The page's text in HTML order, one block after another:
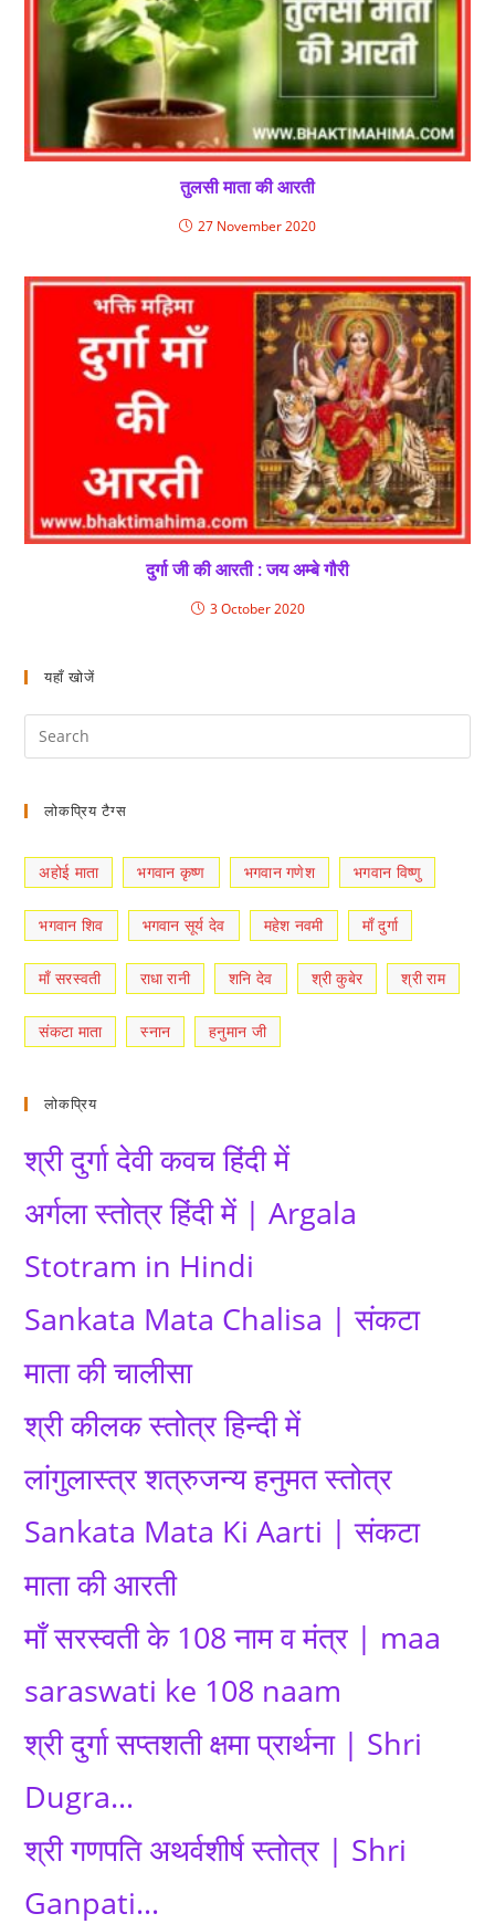
तुलसी माता की आरती
27 November 2020
दुर्गा जी की आरती : जय अम्बे गौरी
3 October 2020
यहाँ खोजें
लोकप्रिय टैग्स
अहोई माता भगवान कृष्ण भगवान गणेश भगवान विष्णु
भगवान शिव भगवान सूर्य देव महेश नवमी माँ दुर्गा
माँ सरस्वती राधा रानी शनि देव श्री कुबेर श्री राम
संकटा माता स्नान हनुमान जी
लोकप्रिय
श्री दुर्गा देवी कवच हिंदी में
अर्गला स्तोत्र हिंदी में | Argala
Stotram in Hindi
Sankata Mata Chalisa | संकटा
माता की चालीसा
श्री कीलक स्तोत्र हिन्दी में
लांगुलास्त्र शत्रुजन्य हनुमत स्तोत्र
Sankata Mata Ki Aarti | संकटा
माता की आरती
माँ सरस्वती के 108 नाम व मंत्र | maa
saraswati ke 108 naam
श्री दुर्गा सप्तशती क्षमा प्रार्थना | Shri
Dugra…
श्री गणपति अथर्वशीर्ष स्तोत्र | Shri
Ganpati…